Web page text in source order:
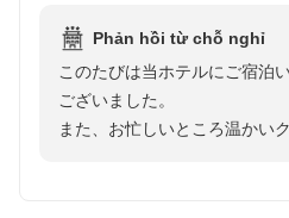
た。 Phản hồi từ chỗ nghỉ
このたびは当ホテルにご宿泊
ございました。
また、お忙しいところ温かい